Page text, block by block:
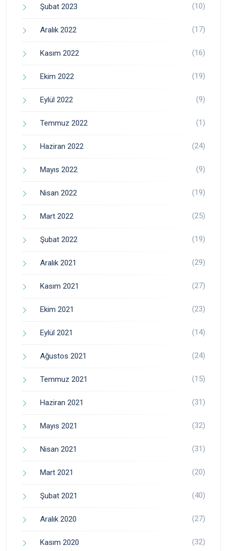
Şubat 2023 (10)
Aralık 2022 (17)
Kasım 2022 (16)
Ekim 2022 (19)
Eylül 2022 (9)
Temmuz 2022 (1)
Haziran 2022 (24)
Mayıs 2022 (9)
Nisan 2022 (19)
Mart 2022 (25)
Şubat 2022 (19)
Aralık 2021 (29)
Kasım 2021 (27)
Ekim 2021 (23)
Eylül 2021 (14)
Ağustos 2021 (24)
Temmuz 2021 (15)
Haziran 2021 (31)
Mayıs 2021 (32)
Nisan 2021 (31)
Mart 2021 (20)
Şubat 2021 (40)
Aralık 2020 (27)
Kasım 2020 (32)